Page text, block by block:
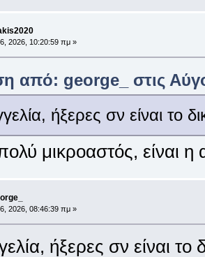
2026, 10:20:59 πμ »
από: george_ στις
ήξερες σν είναι το
μικροαστός, είναι η
2026, 08:46:39 πμ »
ήξερες σν είναι το